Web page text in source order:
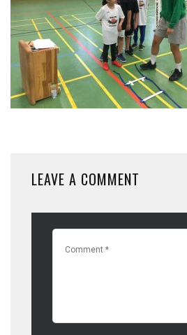
LEAVE A COMMENT